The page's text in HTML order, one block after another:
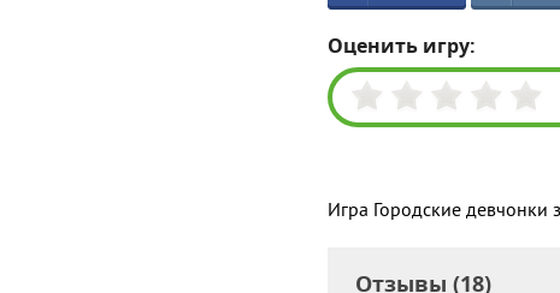
Оценить игру:
Игра Городские девчонки
Отзывы (18)